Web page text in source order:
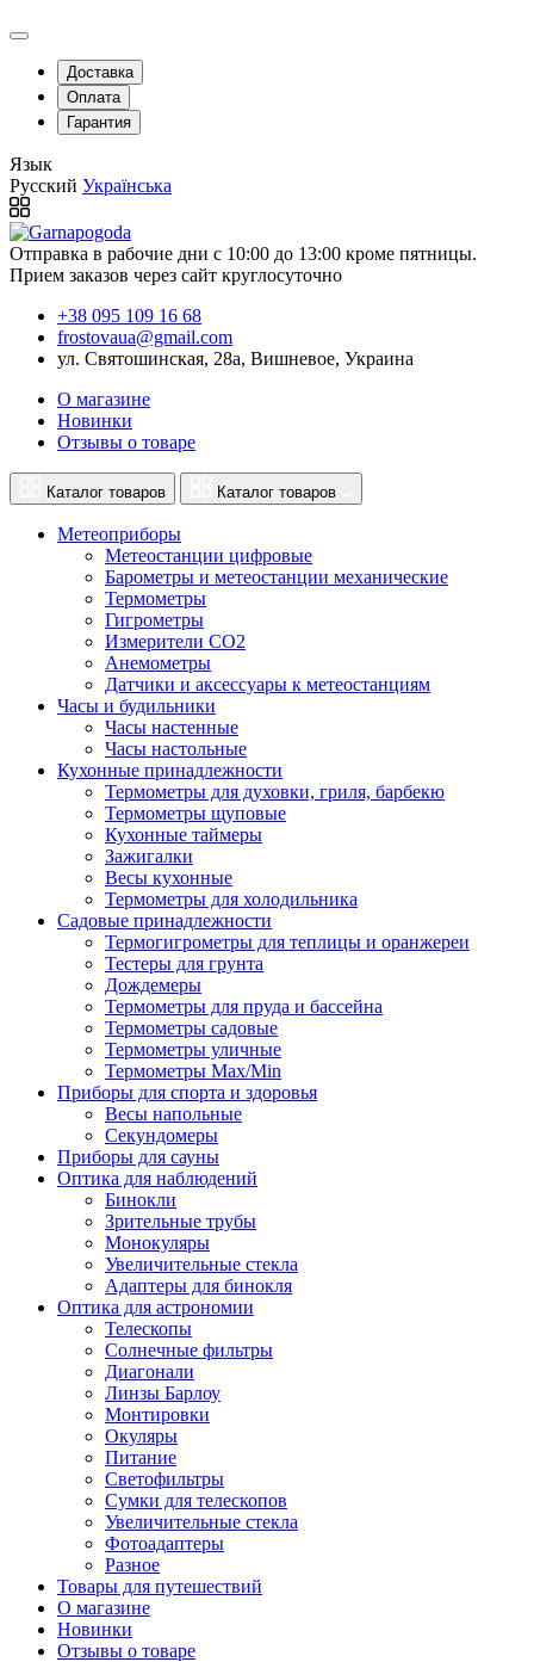
Доставка
Оплата
Гарантия
Язык
Русский Українська
Отправка в рабочие дни с 10:00 до 13:00 кроме пятницы.
Прием заказов через сайт круглосуточно
+38 095 109 16 68
frostovaua@gmail.com
ул. Святошинская, 28а, Вишневое, Украина
О магазине
Новинки
Отзывы о товаре
Каталог товаров Каталог товаров
Метеоприборы
Метеостанции цифровые
Барометры и метеостанции механические
Термометры
Гигрометры
Измерители СО2
Анемометры
Датчики и аксессуары к метеостанциям
Часы и будильники
Часы настенные
Часы настольные
Кухонные принадлежности
Термометры для духовки, гриля, барбекю
Термометры щуповые
Кухонные таймеры
Зажигалки
Весы кухонные
Термометры для холодильника
Садовые принадлежности
Термогигрометры для теплицы и оранжереи
Тестеры для грунта
Дождемеры
Термометры для пруда и бассейна
Термометры садовые
Термометры уличные
Термометры Max/Min
Приборы для спорта и здоровья
Весы напольные
Секундомеры
Приборы для сауны
Оптика для наблюдений
Бинокли
Зрительные трубы
Монокуляры
Увеличительные стекла
Адаптеры для бинокля
Оптика для астрономии
Телескопы
Солнечные фильтры
Диагонали
Линзы Барлоу
Монтировки
Окуляры
Питание
Светофильтры
Сумки для телескопов
Увеличительные стекла
Фотоадаптеры
Разное
Товары для путешествий
О магазине
Новинки
Отзывы о товаре